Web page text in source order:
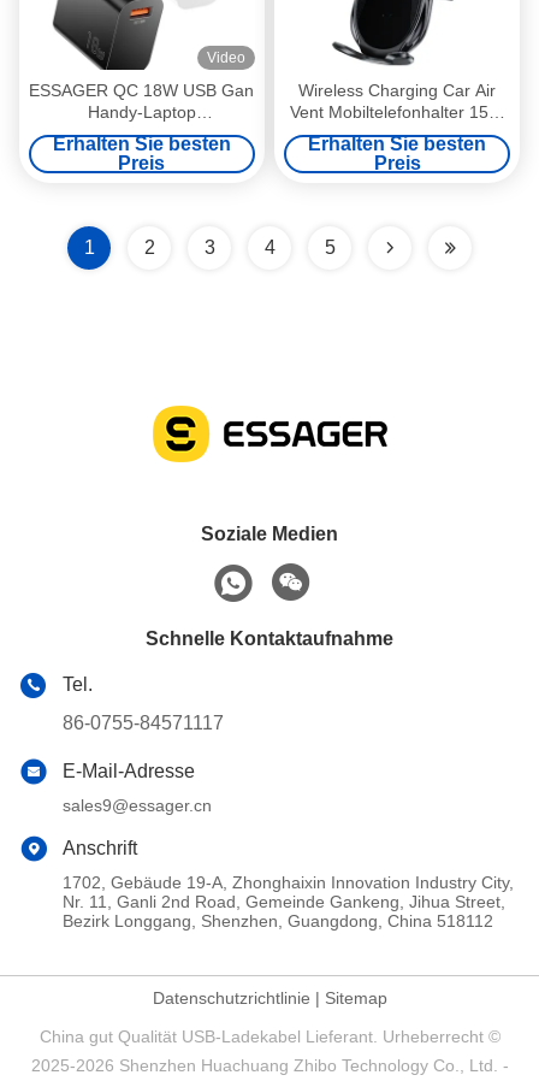
Video
ESSAGER QC 18W USB Gan
Handy-Laptop
Schnellladeadapter S9-
QC18W-GAN
Erhalten Sie besten
Preis
Wireless Charging Car Air
Vent Mobiltelefonhalter 15W
für das Auto
Erhalten Sie besten
Preis
1 2 3 4 5
Soziale Medien
Schnelle Kontaktaufnahme
Tel.
86-0755-84571117
E-Mail-Adresse
sales9@essager.cn
Anschrift
1702, Gebäude 19-A, Zhonghaixin Innovation Industry City,
Nr. 11, Ganli 2nd Road, Gemeinde Gankeng, Jihua Street,
Bezirk Longgang, Shenzhen, Guangdong, China 518112
Datenschutzrichtlinie | Sitemap
China gut Qualität USB-Ladekabel Lieferant. Urheberrecht ©
2025-2026 Shenzhen Huachuang Zhibo Technology Co., Ltd. -